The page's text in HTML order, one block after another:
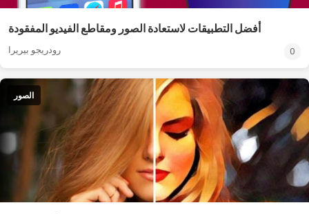
أفضل التطبيقات لاستعادة الصور ومقاطع الفيديو المفقودة
رودريجو بيريرا 0
الصور